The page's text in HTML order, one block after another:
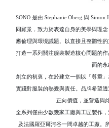
SONO 是由 Stephanie Oberg 與
同願景，致力於表達自身的美學與理
應倫理與環境議題。以直接且整體性
打造一系列關注服裝製造核心問題的
面的永
創立的初衷，在於建立一個以「尊重
實踐對服裝的熱愛與責任。品牌希望
正向價值，並營造與
全系列僅由少數幾家工廠與工匠製作
及法國羅亞爾河谷一間卓越的工廠。